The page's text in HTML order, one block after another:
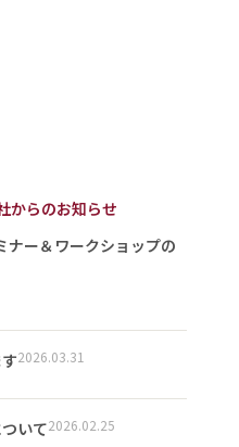
からのお知らせ
ー＆ワークショップの
2026.03.31
いて2026.02.25